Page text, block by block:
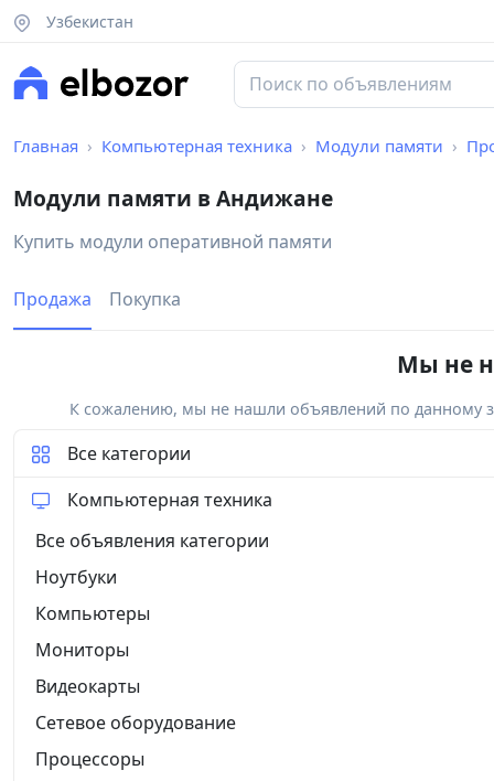
Узбекистан
Главная Компьютерная техника Модули памяти
Модули памяти в Андижане
Купить модули оперативной памяти
Продажа Покупка
Мы не
К сожалению, мы не нашли объявлений по данному
Все категории
Компьютерная техника
Все объявления категории
Ноутбуки
Компьютеры
Мониторы
Видеокарты
Сетевое оборудование
Процессоры